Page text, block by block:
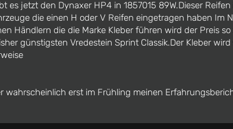
es jetzt den Dynaxer HP4 in 1857015 89W.Dieser
die einen H oder V Reifen eingetragen haben Im
Händlern die die Marke Kleber führen wird der Preis
günstigsten Vredestein Sprint Classik.Der Kleber
wahrscheinlich erst im Frühling meinen